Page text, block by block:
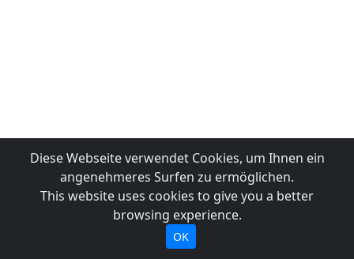
Diese Webseite verwendet Cookies, um Ihnen ein
angenehmeres Surfen zu ermöglichen.
This website uses cookies to give you a better
browsing experience.
OK